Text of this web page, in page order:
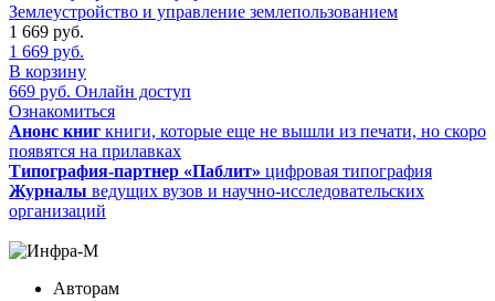
Землеустройство и управление землепользованием
1 669 руб.
1 669 руб.
В корзину
669 руб. Онлайн доступ
Ознакомиться
Анонс книг книги, которые еще не вышли из печати, но скоро
появятся на прилавках
Типография-партнер «Паблит» цифровая типография
Журналы ведущих вузов и научно-исследовательских
организаций
Авторам